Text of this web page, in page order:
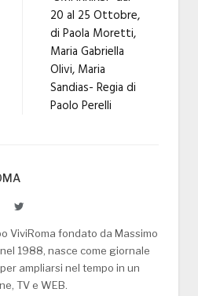
20 al 25 Ottobre,
di Paola Moretti,
Maria Gabriella
Olivi, Maria
Sandias- Regia di
Paolo Perelli
Twitter
ViviRoma fondato da Massimo
1988, nasce come giornale
ampliarsi nel tempo in un
TV e WEB.